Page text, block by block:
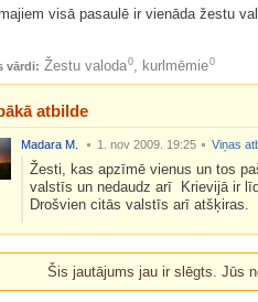
visā pasaulē ir vienāda žestu
vārdi: Žestu valoda0, kurlmēmie0
atbilde
Madara M. 1. nov 2009. 19:25 Viņas
Žesti, kas apzīmē vienus un tos
valstīs un nedaudz arī Krievijā ir
Drošvien citās valstīs arī atšķiras.
Šis jautājums jau ir slēgts. Jūs